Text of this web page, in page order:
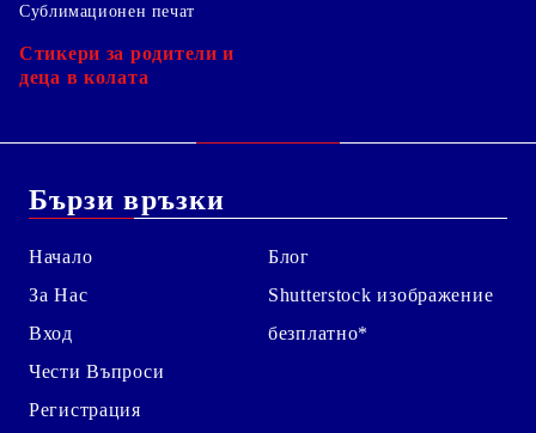
Сублимационен печат
Стикери за родители и
деца в колата
Бързи връзки
Начало
За Нас
Вход
Чести Въпроси
Регистрация
Блог
Shutterstock изображение
безплатно*